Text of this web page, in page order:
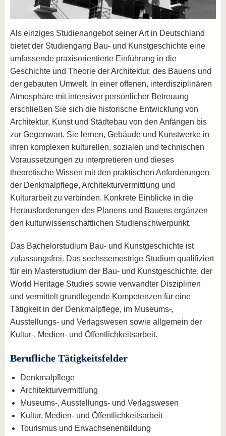
Als einziges Studienangebot seiner Art in Deutschland
bietet der Studiengang Bau- und Kunstgeschichte eine
umfassende praxisorientierte Einführung in die
Geschichte und Theorie der Architektur, des Bauens und
der gebauten Umwelt. In einer offenen, interdisziplinären
Atmosphäre mit intensiver persönlicher Betreuung
erschließen Sie sich die historische Entwicklung von
Architektur, Kunst und Städtebau von den Anfängen bis
zur Gegenwart. Sie lernen, Gebäude und Kunstwerke in
ihren komplexen kulturellen, sozialen und technischen
Voraussetzungen zu interpretieren und dieses
theoretische Wissen mit den praktischen Anforderungen
der Denkmalpflege, Architekturvermittlung und
Kulturarbeit zu verbinden. Konkrete Einblicke in die
Herausforderungen des Planens und Bauens ergänzen
den kulturwissenschaftlichen Studienschwerpunkt.
Das Bachelorstudium Bau- und Kunstgeschichte ist
zulassungsfrei. Das sechssemestrige Studium qualifiziert
für ein Masterstudium der Bau- und Kunstgeschichte, der
World Heritage Studies sowie verwandter Disziplinen
und vermittelt grundlegende Kompetenzen für eine
Tätigkeit in der Denkmalpflege, im Museums-,
Ausstellungs- und Verlagswesen sowie allgemein der
Kultur-, Medien- und Öffentlichkeitsarbeit.
Berufliche Tätigkeitsfelder
Denkmalpflege
Architekturvermittlung
Museums-, Ausstellungs- und Verlagswesen
Kultur, Medien- und Öffentlichkeitsarbeit
Tourismus und Erwachsenenbildung